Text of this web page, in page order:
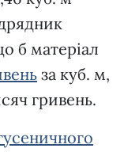
б матеріал
за куб. м,
гривень.